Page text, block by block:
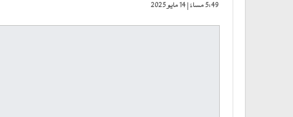
5:49 مساءً | 14 مايو 2025